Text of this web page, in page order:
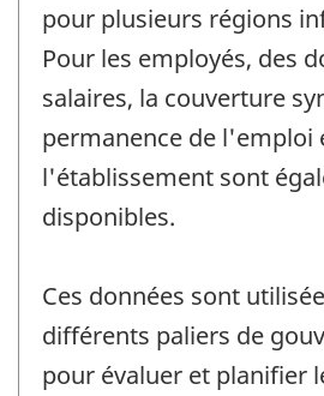
pour plusieurs régions
Pour les employés, des
salaires, la couverture
permanence de l'emploi
l'établissement sont
disponibles.
Ces données sont
différents paliers de
pour évaluer et planifier